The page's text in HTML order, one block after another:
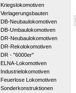
Kriegslokomotiven
Verlagerungsbauten
DB-Neubaulokomotiven
DB-Umbaulokomotiven
DR-Neubaulokomotiven
DR-Rekolokomotiven
DR - "6000er"
ELNA-Lokomotiven
Industrielokomotiven
Feuerlose Lokomotiven
Sonderkonstruktionen